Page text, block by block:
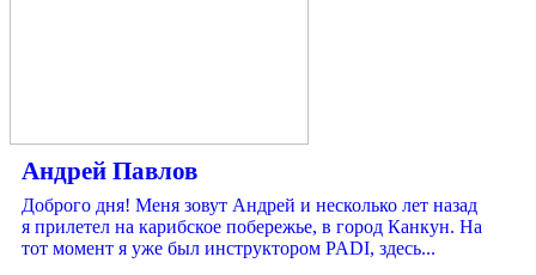
Андрей Павлов
Доброго дня! Меня зовут Андрей и несколько лет назад
я прилетел на карибское побережье, в город Канкун. На
тот момент я уже был инструктором PADI, здесь...